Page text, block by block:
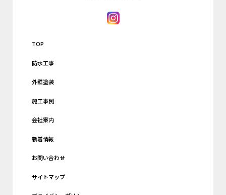
TOP
防水工事
外壁塗装
施工事例
会社案内
新着情報
お問い合わせ
サイトマップ